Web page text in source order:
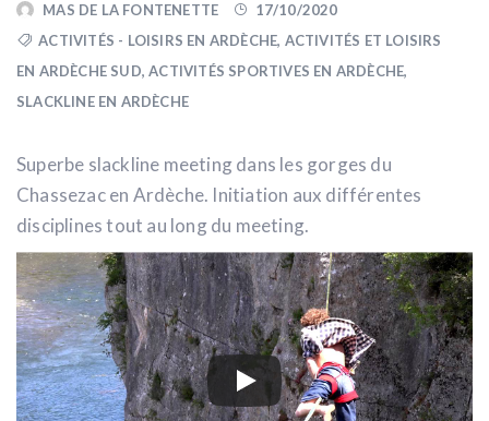
MAS DE LA FONTENETTE
17/10/2020
ACTIVITÉS - LOISIRS EN ARDÈCHE, ACTIVITÉS ET LOISIRS
EN ARDÈCHE SUD,ACTIVITÉS SPORTIVES EN ARDÈCHE,
SLACKLINE EN ARDÈCHE
Superbe slackline meeting dans les gorges du
Chassezac en Ardèche. Initiation aux différentes
disciplines tout au long du meeting.